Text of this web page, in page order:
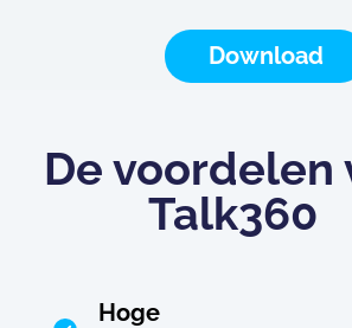
Download
De voordelen
Talk360
Hoge